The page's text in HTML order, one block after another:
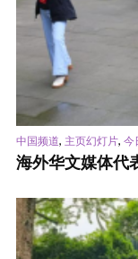
中国频道, 主页幻灯片, 今
海外华文媒体代